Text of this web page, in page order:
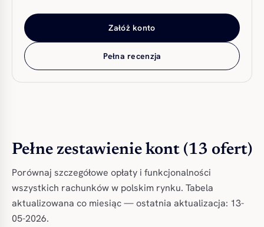
Załóż konto
Pełna recenzja
Pełne zestawienie kont (13 ofert)
Porównaj szczegółowe opłaty i funkcjonalności
wszystkich rachunków w polskim rynku. Tabela
aktualizowana co miesiąc — ostatnia aktualizacja: 13-
05-2026.